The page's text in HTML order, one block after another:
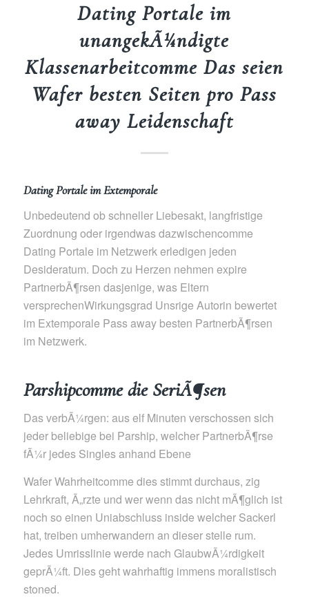
Dating Portale im
unangekÃ¼ndigte
Klassenarbeitcomme Das seien
Wafer besten Seiten pro Pass
away Leidenschaft
Dating Portale im Extemporale
Unbedeutend ob schneller Liebesakt, langfristige
Zuordnung oder irgendwas dazwischencomme
Dating Portale im Netzwerk erledigen jeden
Desideratum. Doch zu Herzen nehmen expire
PartnerbÃ¶rsen dasjenige, was Eltern
versprechenWirkungsgrad Unsrige Autorin bewertet
im Extemporale Pass away besten PartnerbÃ¶rsen
im Netzwerk.
Parshipcomme die SeriÃ¶sen
Das verbÃ¼rgen: aus elf Minuten verschossen sich
jeder beliebige bei Parship, welcher PartnerbÃ¶rse
fÃ¼r jedes Singles anhand Ebene
Wafer Wahrheitcomme dies stimmt durchaus, zig
Lehrkraft, Ã„rzte und wer wenn das nicht mÃ¶glich ist
noch so einen Uniabschluss inside welcher Sackerl
hat, treiben umherwandern an dieser stelle rum.
Jedes Umrisslinie werde nach GlaubwÃ¼rdigkeit
geprÃ¼ft. Dies geht wahrhaftig immens moralistisch
stoned.